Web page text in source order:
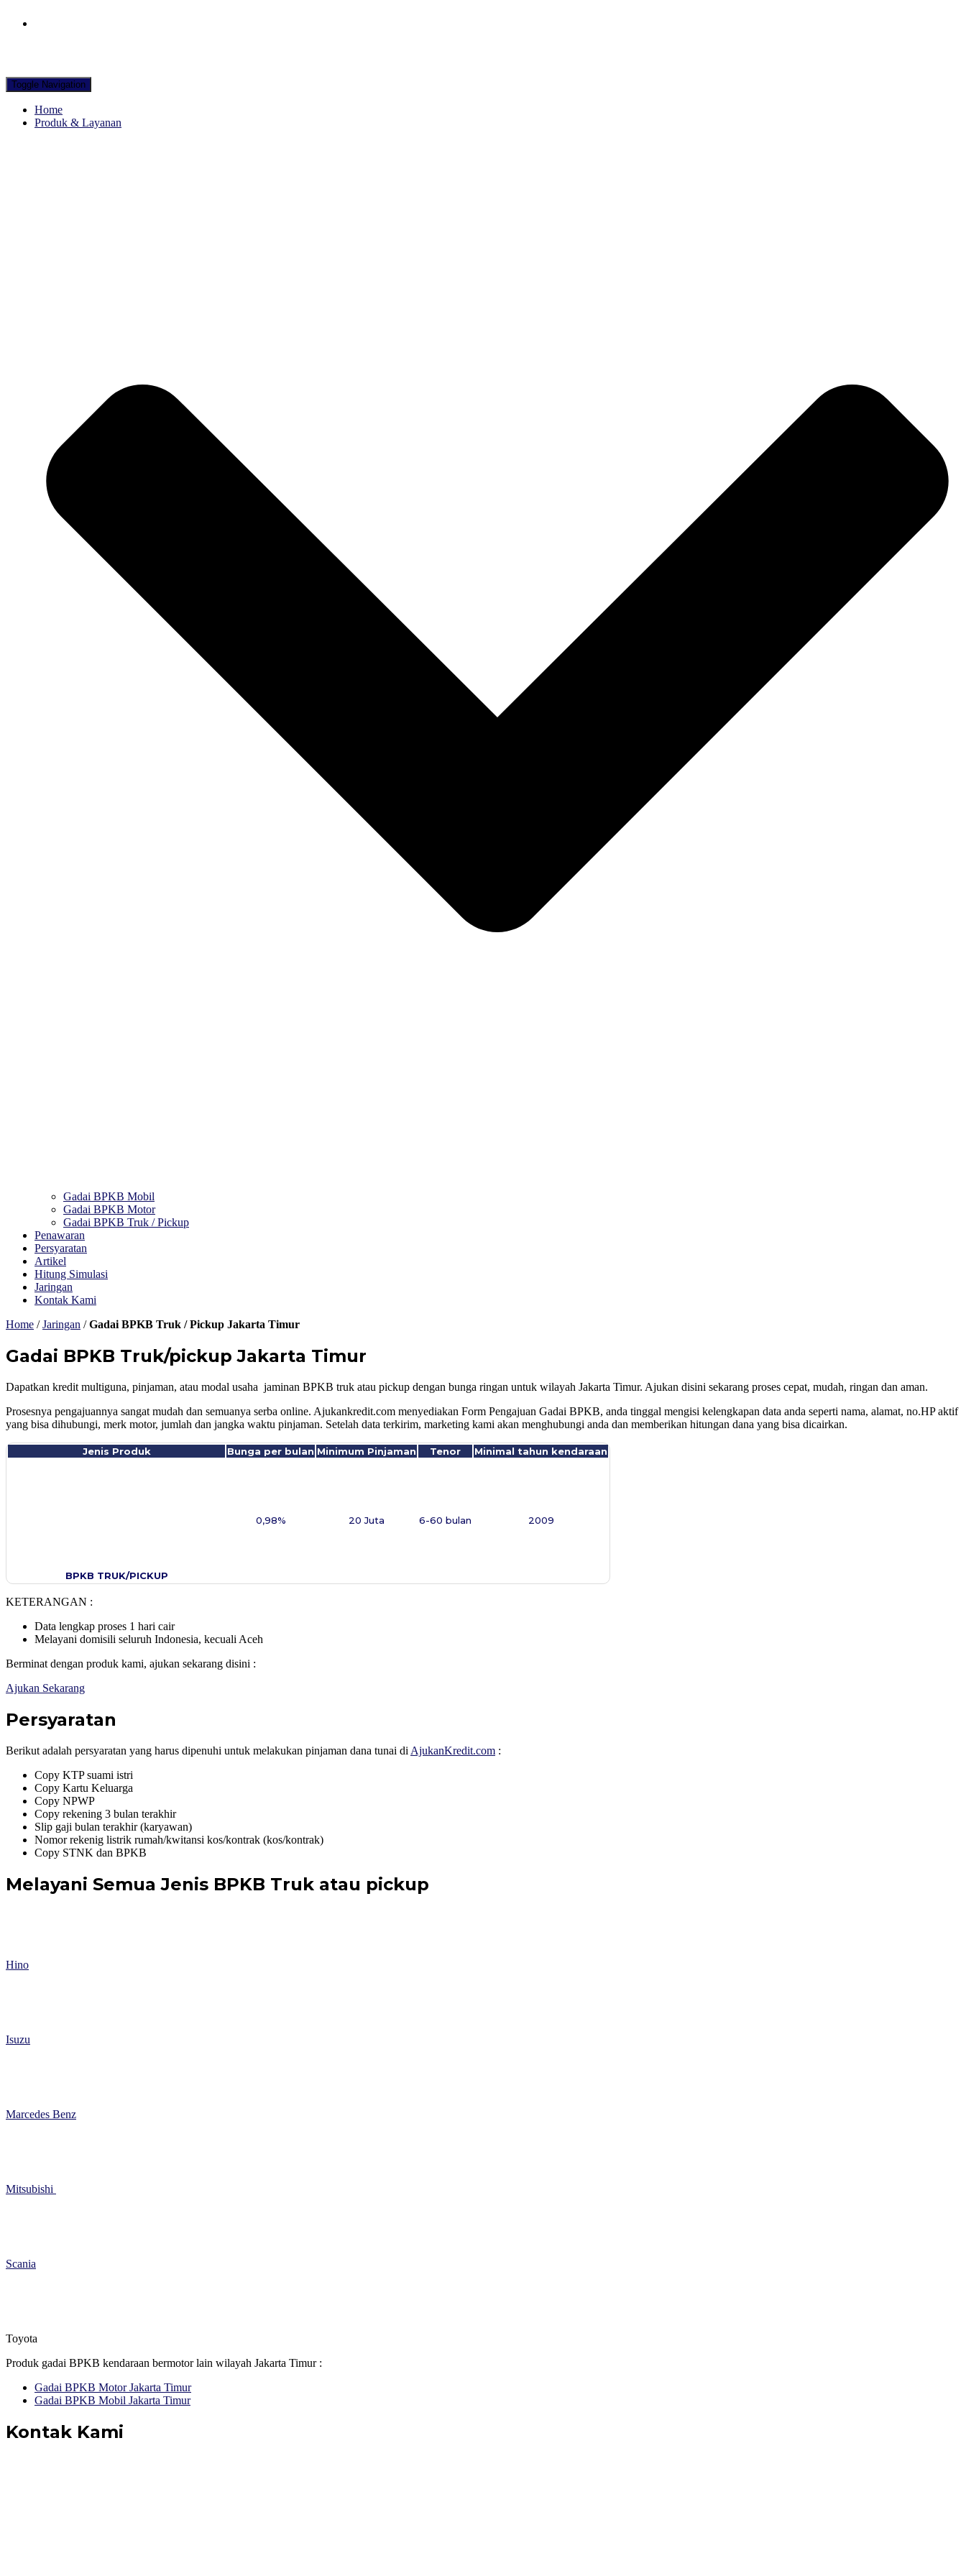
Toggle Navigation
Home
Produk & Layanan
Gadai BPKB Mobil
Gadai BPKB Motor
Gadai BPKB Truk / Pickup
Penawaran
Persyaratan
Artikel
Hitung Simulasi
Jaringan
Kontak Kami
Home /Jaringan /Gadai BPKB Truk / Pickup Jakarta Timur
Gadai BPKB Truk/pickup Jakarta Timur
Dapatkan kredit multiguna, pinjaman, atau modal usaha jaminan BPKB truk atau pickup dengan bunga ringan untuk wilayah Jakarta Timur. Ajukan disini sekarang proses cepat, mudah, ringan dan aman.
Prosesnya pengajuannya sangat mudah dan semuanya serba online. Ajukankredit.com menyediakan Form Pengajuan Gadai BPKB, anda tinggal mengisi kelengkapan data anda seperti nama, alamat, no.HP aktif
yang bisa dihubungi, merk motor, jumlah dan jangka waktu pinjaman. Setelah data terkirim, marketing kami akan menghubungi anda dan memberikan hitungan dana yang bisa dicairkan.
Jenis Produk Bunga per bulan Minimum Pinjaman Tenor Minimal tahun kendaraan
BPKB TRUK/PICKUP
0,98% 20 Juta 6-60 bulan 2009
KETERANGAN :
Data lengkap proses 1 hari cair
Melayani domisili seluruh Indonesia, kecuali Aceh
Berminat dengan produk kami, ajukan sekarang disini :
Ajukan Sekarang
Persyaratan
Berikut adalah persyaratan yang harus dipenuhi untuk melakukan pinjaman dana tunai di AjukanKredit.com :
Copy KTP suami istri
Copy Kartu Keluarga
Copy NPWP
Copy rekening 3 bulan terakhir
Slip gaji bulan terakhir (karyawan)
Nomor rekenig listrik rumah/kwitansi kos/kontrak (kos/kontrak)
Copy STNK dan BPKB
Melayani Semua Jenis BPKB Truk atau pickup
Hino
Isuzu
Marcedes Benz
Mitsubishi
Scania
Toyota
Produk gadai BPKB kendaraan bermotor lain wilayah Jakarta Timur :
Gadai BPKB Motor Jakarta Timur
Gadai BPKB Mobil Jakarta Timur
Kontak Kami